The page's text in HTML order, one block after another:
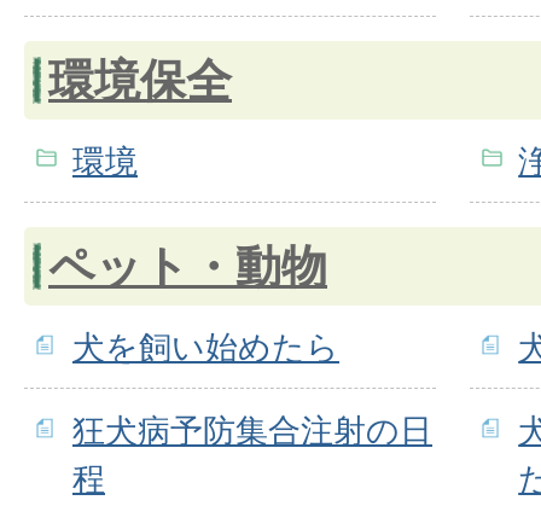
環境保全
環境
ペット・動物
犬を飼い始めたら
狂犬病予防集合注射の日
程